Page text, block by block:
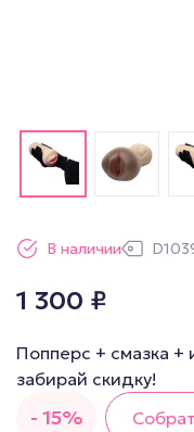
В наличии
1 300 ₽
- 15%
Попперс + смазка +
забирай скидку!